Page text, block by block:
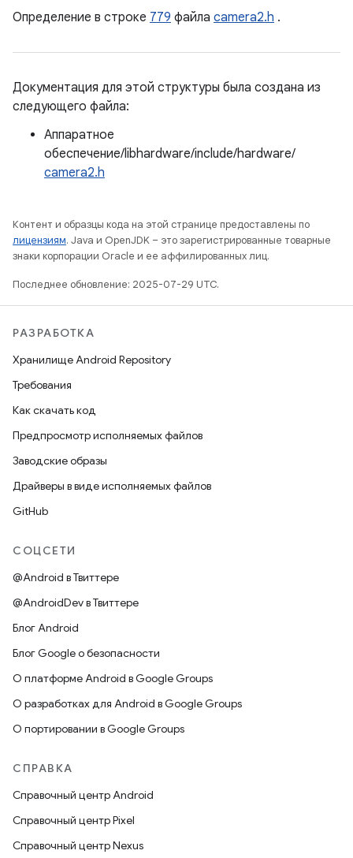
Определение в строке 779 файла camera2.h .
Документация для этой структуры была создана из
следующего файла:
Аппаратное
обеспечение/libhardware/include/hardware/
camera2.h
Контент и образцы кода на этой странице предоставлены по
лицензиям. Java и OpenJDK – это зарегистрированные товарные
знаки корпорации Oracle и ее аффилированных лиц.
Последнее обновление: 2025-07-29 UTC.
РАЗРАБОТКА
Хранилище Android Repository
Требования
Как скачать код
Предпросмотр исполняемых файлов
Заводские образы
Драйверы в виде исполняемых файлов
GitHub
СОЦСЕТИ
@Android в Твиттере
@AndroidDev в Твиттере
Блог Android
Блог Google о безопасности
О платформе Android в Google Groups
О разработках для Android в Google Groups
О портировании в Google Groups
СПРАВКА
Справочный центр Android
Справочный центр Pixel
Справочный центр Nexus